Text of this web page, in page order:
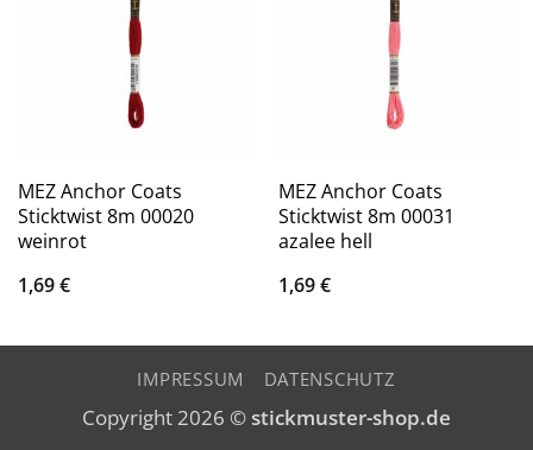
MEZ Anchor Coats
Sticktwist 8m 00020
weinrot
1,69€
MEZ Anchor Coats
Sticktwist 8m 00031
azalee hell
1,69€
IMPRESSUM DATENSCHUTZ
Copyright 2026 ©stickmuster-shop.de